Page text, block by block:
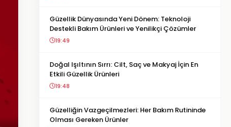
Güzellik Dünyasında Yeni Dönem: Teknoloji
Destekli Bakım Ürünleri ve Yenilikçi Çözümler
19:49
Doğal Işıltının Sırrı: Cilt, Saç ve Makyaj İçin En
Etkili Güzellik Ürünleri
19:48
Güzelliğin Vazgeçilmezleri: Her Bakım Rutininde
Olması Gereken Ürünler